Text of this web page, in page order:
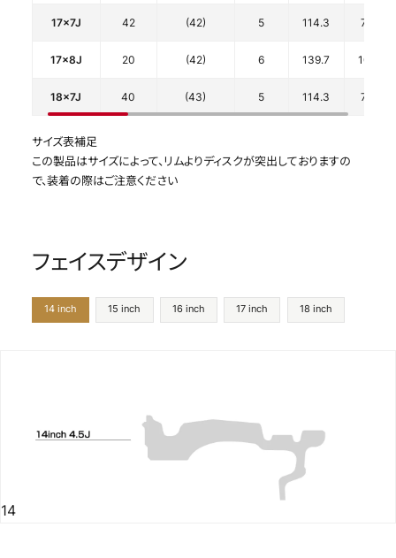
17x7J 42 (42) 5 114.3 73.1
17x8J 20 (42) 6 139.7 106.1
18x7J 40 (43) 5 114.3 73.1
サイズ表補足
この製品はサイズによって、リムよりディスクが突出しておりますの
で、装着の際はご注意ください
フェイスデザイン
14 inch 15 inch 16 inch 17 inch 18 inch
14